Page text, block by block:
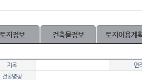
토지정보 건축물정보 토지이용계
지목 면
건물명칭